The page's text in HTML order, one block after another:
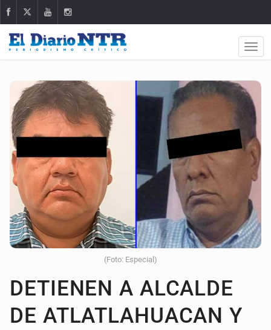
(Foto: Especial)
DETIENEN A ALCALDE
DE ATLATLAHUACAN Y